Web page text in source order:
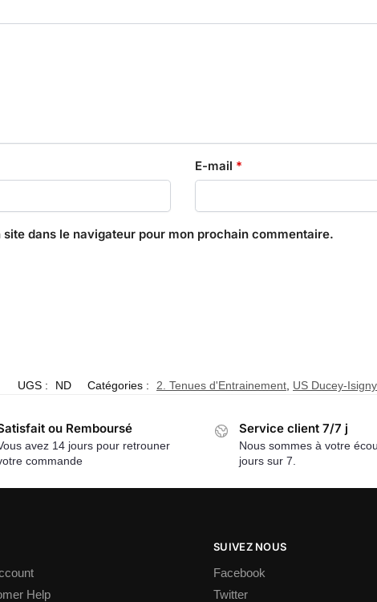
E-mail *
dans le navigateur pour mon prochain commentaire.
UGS : ND Catégories : 2. Tenues d'Entrainement US Ducey-Isigny
ou Remboursé
avez 14 jours pour retrouner
commande
Service client 7/7 j
Nous sommes à votre
jours sur 7.
Help
SUIVEZ NOUS
Facebook
Twitter